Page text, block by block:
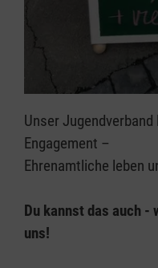
Unser
Engagement –
Ehrenamtliche leben
Du kannst das auch
uns!